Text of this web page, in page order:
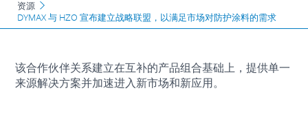
资源
DYMAX 与 HZO 宣布建立战略联盟，以满足市场对防护涂料的需求
该合作伙伴关系建立在互补的产品组合基础上，提供单一
来源解决方案并加速进入新市场和新应用。